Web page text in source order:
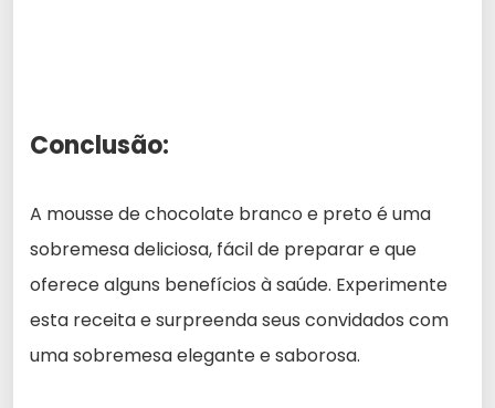
Conclusão:
A mousse de chocolate branco e preto é uma
sobremesa deliciosa, fácil de preparar e que
oferece alguns benefícios à saúde. Experimente
esta receita e surpreenda seus convidados com
uma sobremesa elegante e saborosa.